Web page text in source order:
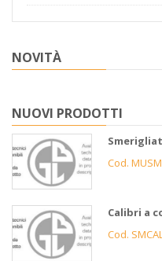
NOVITÀ
NUOVI PRODOTTI
Cod.
Calibri a
Cod.